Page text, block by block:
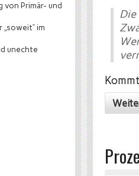
von Primär- und
„soweit“ im
unechte